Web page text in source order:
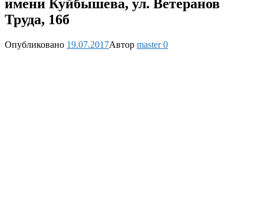
имени Куйбышева, ул. Ветеранов
Труда, 16б
Опубликовано 19.07.2017Автор master0